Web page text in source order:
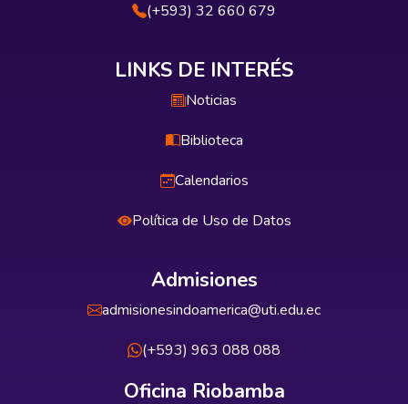
(+593) 32 660 679
LINKS DE INTERÉS
Noticias
Biblioteca
Calendarios
Política de Uso de Datos
Admisiones
admisionesindoamerica@uti.edu.ec
(+593) 963 088 088
Oficina Riobamba